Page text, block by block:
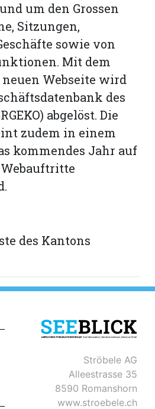
um den Grossen
Sitzungen,
sowie von
Mit dem
Webseite wird
des
abgelöst. Die
zudem in einem
kommendes Jahr auf
des Kantons
Ströbele AG
Alleestrasse 35
8590 Romanshorn
www.stroebele.ch